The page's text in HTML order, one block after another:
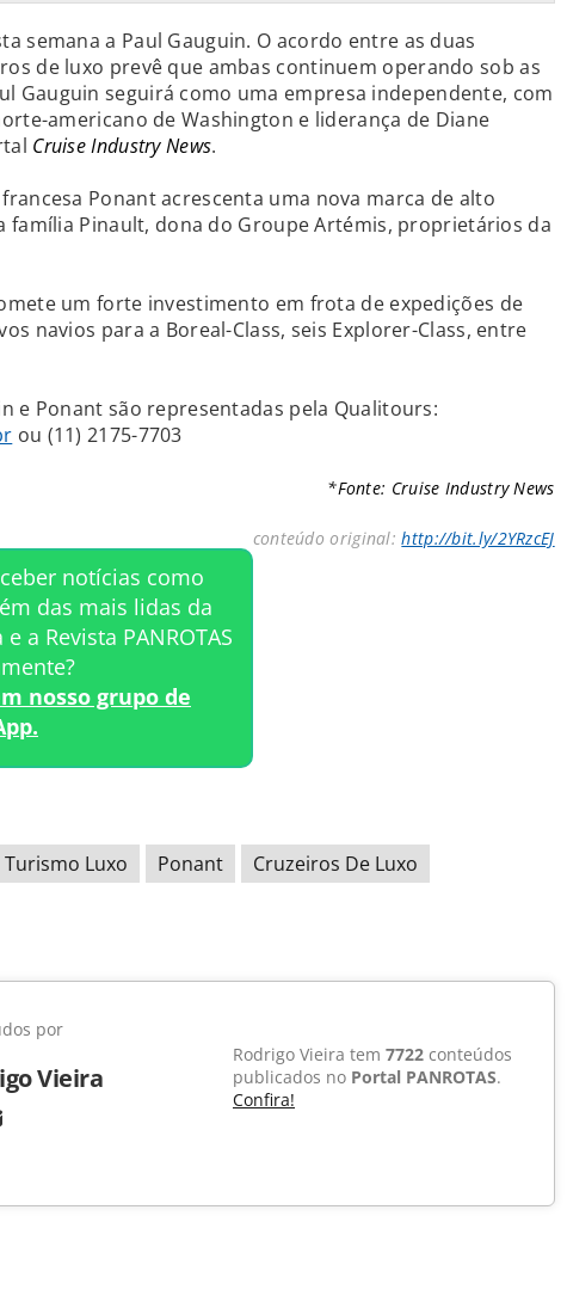
semana a Paul Gauguin. O acordo entre as duas
de luxo prevê que ambas continuem operando sob as
Gauguin seguirá como uma empresa independente, com
americano de Washington e liderança de Diane
Cruise Industry News.
Ponant acrescenta uma nova marca de alto
família Pinault, dona do Groupe Artémis, proprietários da
um forte investimento em frota de expedições de
navios para a Boreal-Class, seis Explorer-Class, entre
e Ponant são representadas pela Qualitours:
ou (11) 2175-7703
*Fonte: Cruise Industry News
conteúdo original:http://bit.ly/2YRzcEJ
notícias como
das mais lidas da
a Revista PANROTAS
nosso grupo de
Turismo Luxo Ponant
Cruzeiros De Luxo
por
Vieira
Rodrigo Vieira tem 7722 conteúdos
publicados no Portal PANROTAS.
Confira!